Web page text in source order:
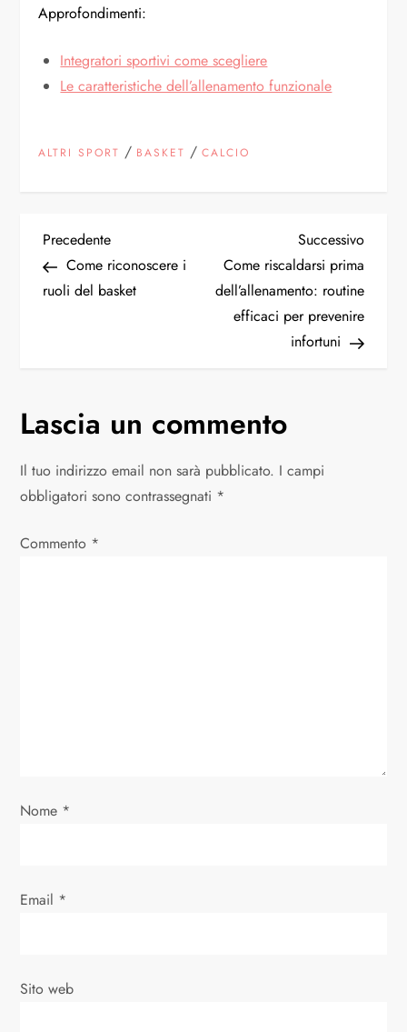
Approfondimenti:
Integratori sportivi come scegliere
Le caratteristiche dell’allenamento funzionale
ALTRI SPORT / BASKET /CALCIO
N
a
g
a
z
i
t
c
l
Articolo
precedente
Precedente
Come riconoscere i
ruoli del basket
Successivo
Come riscaldarsi prima
dell’allenamento: routine
efficaci per prevenire
infortuni
Lascia un commento
Il tuo indirizzo email non sarà pubblicato. I campi
obbligatori sono contrassegnati *
Commento *
Nome *
Email *
Sito web